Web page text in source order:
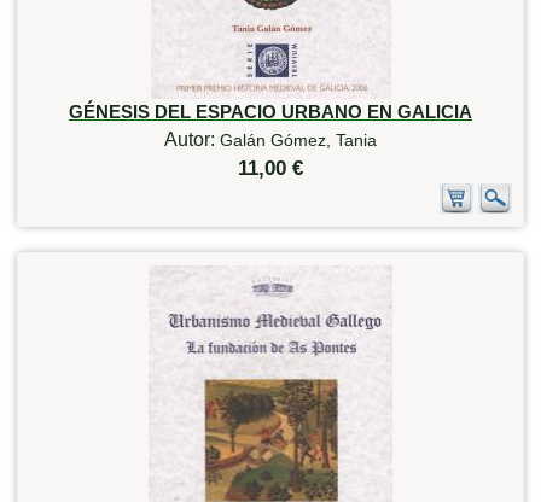
GÉNESIS DEL ESPACIO URBANO EN GALICIA
Autor: Galán Gómez, Tania
11,00 €